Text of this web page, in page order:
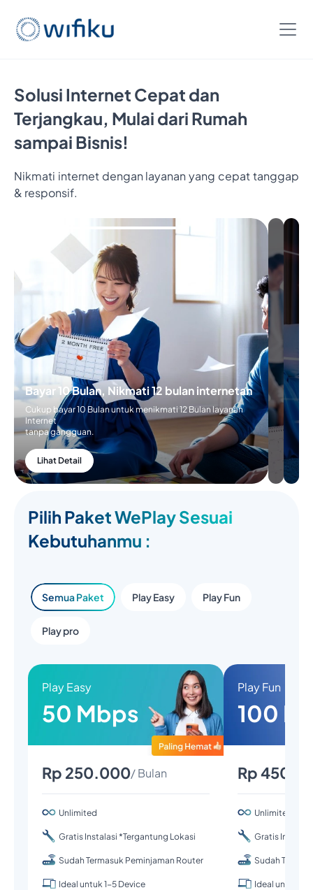
Solusi Internet Cepat dan
Terjangkau, Mulai dari Rumah
sampai Bisnis!
Nikmati internet dengan layanan yang cepat tanggap
& responsif.
Bayar 10 Bulan, Nikmati 12 bulan internetan
Cukup bayar 10 Bulan untuk menikmati 12 Bulan layanan
Internet
tanpa gangguan.
Lihat Detail
Pilih Paket WePlay Sesuai
Kebutuhanmu :
Semua Paket Play Easy Play Fun
Play pro
Play Easy
50 Mbps
Rp 250.000/ Bulan
Unlimited
Gratis Instalasi *Tergantung Lokasi
Sudah Termasuk Peminjaman Router
Ideal untuk 1-5 Device
Play Fun
100
Rp
Unlimited
Gratis
Sudah
Ideal untuk 1-